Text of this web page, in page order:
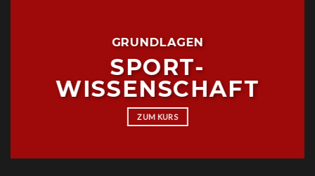
GRUNDLAGEN
SPORT-
WISSENSCHAFT
ZUM KURS